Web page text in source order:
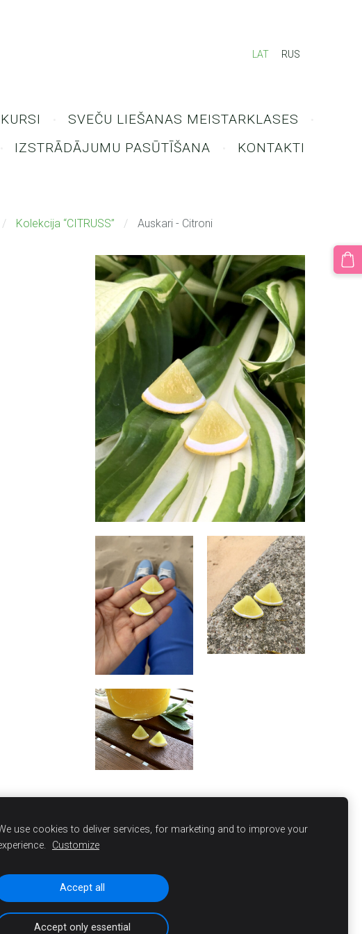
SVEČU LIEŠANAS MEISTARKLASES
IZSTRĀDĀJUMU PASŪTĪŠANA KONTAKTI
LAT RUS
Kolekcija “CITRUSS” Auskari - Citroni
Sīkdatnes
use cookies to deliver services, for marketing and to improve your
Customize
Accept all
Accept only essential